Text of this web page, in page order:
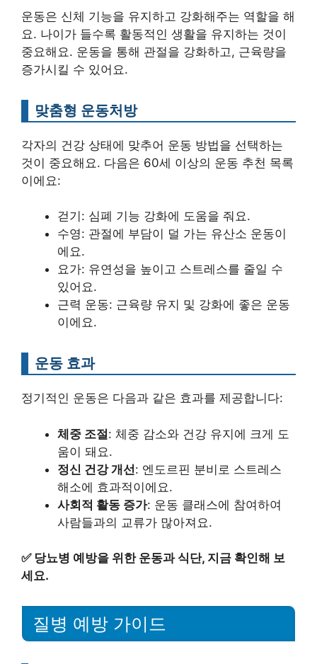
운동은 신체 기능을 유지하고 강화해주는 역할을 해
요. 나이가 들수록 활동적인 생활을 유지하는 것이
중요해요. 운동을 통해 관절을 강화하고, 근육량을
증가시킬 수 있어요.
맞춤형 운동처방
각자의 건강 상태에 맞추어 운동 방법을 선택하는
것이 중요해요. 다음은 60세 이상의 운동 추천 목록
이에요:
걷기: 심폐 기능 강화에 도움을 줘요.
수영: 관절에 부담이 덜 가는 유산소 운동이
에요.
요가: 유연성을 높이고 스트레스를 줄일 수
있어요.
근력 운동: 근육량 유지 및 강화에 좋은 운동
이에요.
운동 효과
정기적인 운동은 다음과 같은 효과를 제공합니다:
체중 조절: 체중 감소와 건강 유지에 크게 도
움이 돼요.
정신 건강 개선: 엔도르핀 분비로 스트레스
해소에 효과적이에요.
사회적 활동 증가: 운동 클래스에 참여하여
사람들과의 교류가 많아져요.
✅ 당뇨병 예방을 위한 운동과 식단, 지금 확인해 보
세요.
질병 예방 가이드